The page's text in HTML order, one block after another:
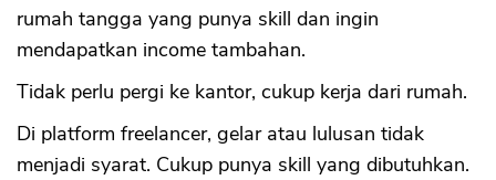
rumah tangga yang punya skill dan ingin
mendapatkan income tambahan.
Tidak perlu pergi ke kantor, cukup kerja dari rumah.
Di platform freelancer, gelar atau lulusan tidak
menjadi syarat. Cukup punya skill yang dibutuhkan.